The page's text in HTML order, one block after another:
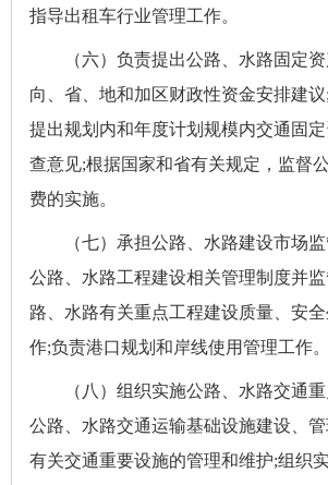
指导出租车行业管理工作。
（六）负责提出公路、水路固定
向、省、地和加区财政性资金安排建
提出规划内和年度计划规模内交通固
查意见;根据国家和省有关规定，监督
费的实施。
（七）承担公路、水路建设市场
公路、水路工程建设相关管理制度并
路、水路有关重点工程建设质量、安
作;负责港口规划和岸线使用管理工作。
（八）组织实施公路、水路交通
公路、水路交通运输基础设施建设、
有关交通重要设施的管理和维护;组织